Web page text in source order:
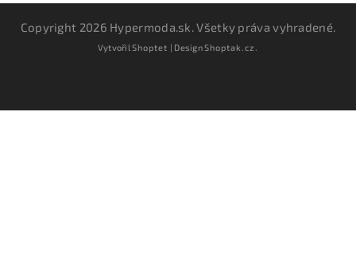
Copyright 2026 Hypermoda.sk. Všetky práva vyhradené.
VytvořilShoptet | DesignShoptak.cz.